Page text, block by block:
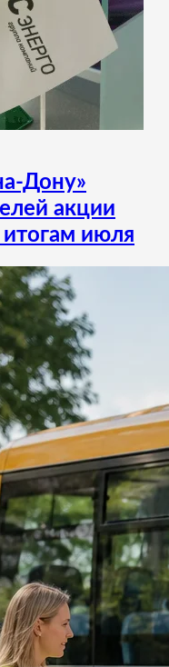
Дону»
акции
июля